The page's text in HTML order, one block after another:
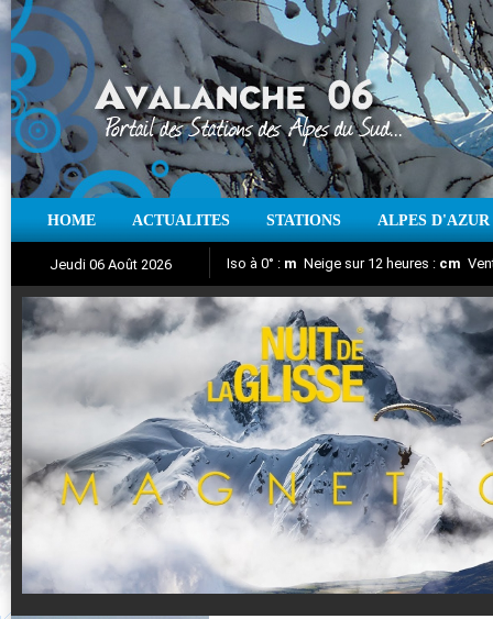
HOME ACTUALITES STATIONS ALPES D'AZUR
Jeudi 06 Août 2026
Aujourd'hui : T° Min : °C T° Max :°C
Iso à 0° : m Neige sur 12 heures : cm
Suivez en direct l'actualité des stations
Nuit de la Glisse 2018